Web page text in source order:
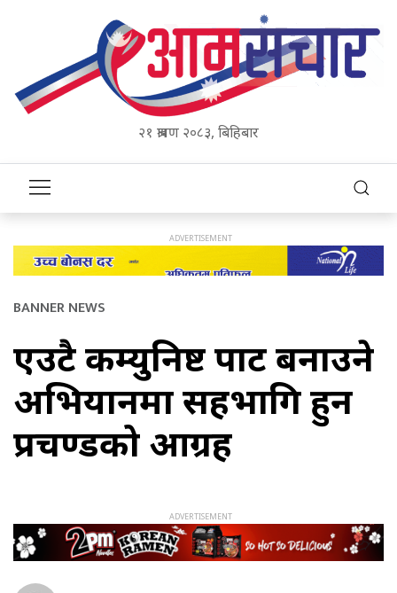
२१ श्रावण २०८३, बिहिबार
BANNER NEWS
एउटै कम्युनिष्ट पार्टी बनाउने
अभियानमा सहभागि हुन
प्रचण्डको आग्रह